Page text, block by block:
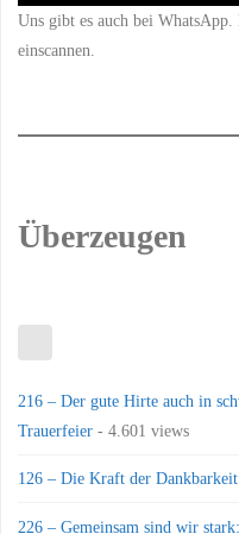
Uns gibt es auch bei
einscannen.
Überzeugen
216 – Der gute Hirte auch in
Trauerfeier - 4.601 views
126 – Die Kraft der Dankbarkeit
226 – Gemeinsam sind wir